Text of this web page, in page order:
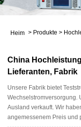
Heim > Produkte >
China
Lieferanten, Fabrik
Unsere Fabrik bietet
Wechselstromversorgung.
Ausland verkauft. Wir
angemessenem Preis und